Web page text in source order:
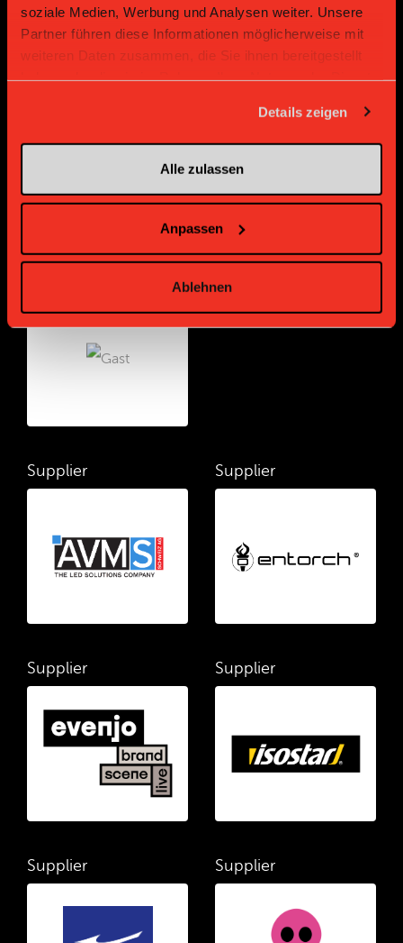
soziale Medien, Werbung und Analysen weiter. Unsere
Partner führen diese Informationen möglicherweise mit
weiteren Daten zusammen, die Sie ihnen bereitgestellt
Details zeigen
Alle zulassen
Anpassen
Ablehnen
Gold Partner Gold Partner
Supplier Supplier
Supplier Supplier
Supplier Supplier